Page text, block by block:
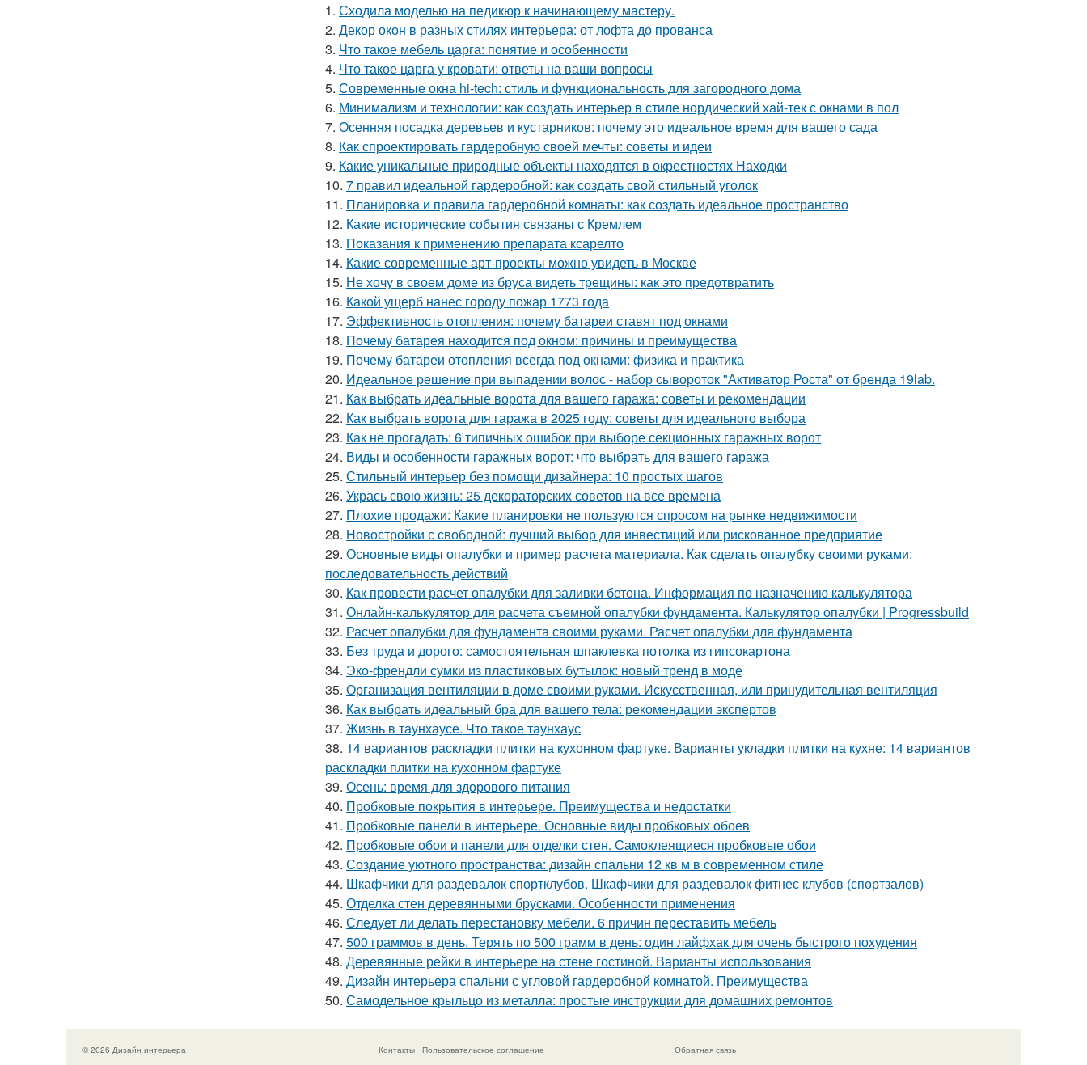
1. Сходила моделью на педикюр к начинающему мастеру.
2. Декор окон в разных стилях интерьера: от лофта до прованса
3. Что такое мебель царга: понятие и особенности
4. Что такое царга у кровати: ответы на ваши вопросы
5. Современные окна hi-tech: стиль и функциональность для загородного дома
6. Минимализм и технологии: как создать интерьер в стиле нордический хай-тек с окнами в пол
7. Осенняя посадка деревьев и кустарников: почему это идеальное время для вашего сада
8. Как спроектировать гардеробную своей мечты: советы и идеи
9. Какие уникальные природные объекты находятся в окрестностях Находки
10. 7 правил идеальной гардеробной: как создать свой стильный уголок
11. Планировка и правила гардеробной комнаты: как создать идеальное пространство
12. Какие исторические события связаны с Кремлем
13. Показания к применению препарата ксарелто
14. Какие современные арт-проекты можно увидеть в Москве
15. Не хочу в своем доме из бруса видеть трещины: как это предотвратить
16. Какой ущерб нанес городу пожар 1773 года
17. Эффективность отопления: почему батареи ставят под окнами
18. Почему батарея находится под окном: причины и преимущества
19. Почему батареи отопления всегда под окнами: физика и практика
20. Идеальное решение при выпадении волос - набор сывороток "Активатор Роста" от бренда 19lab.
21. Как выбрать идеальные ворота для вашего гаража: советы и рекомендации
22. Как выбрать ворота для гаража в 2025 году: советы для идеального выбора
23. Как не прогадать: 6 типичных ошибок при выборе секционных гаражных ворот
24. Виды и особенности гаражных ворот: что выбрать для вашего гаража
25. Стильный интерьер без помощи дизайнера: 10 простых шагов
26. Укрась свою жизнь: 25 декораторских советов на все времена
27. Плохие продажи: Какие планировки не пользуются спросом на рынке недвижимости
28. Новостройки с свободной: лучший выбор для инвестиций или рискованное предприятие
29. Основные виды опалубки и пример расчета материала. Как сделать опалубку своими руками:
последовательность действий
30. Как провести расчет опалубки для заливки бетона. Информация по назначению калькулятора
31. Онлайн-калькулятор для расчета съемной опалубки фундамента. Калькулятор опалубки | Progressbuild
32. Расчет опалубки для фундамента своими руками. Расчет опалубки для фундамента
33. Без труда и дорого: самостоятельная шпаклевка потолка из гипсокартона
34. Эко-френдли сумки из пластиковых бутылок: новый тренд в моде
35. Организация вентиляции в доме своими руками. Искусственная, или принудительная вентиляция
36. Как выбрать идеальный бра для вашего тела: рекомендации экспертов
37. Жизнь в таунхаусе. Что такое таунхаус
38. 14 вариантов раскладки плитки на кухонном фартуке. Варианты укладки плитки на кухне: 14 вариантов
раскладки плитки на кухонном фартуке
39. Осень: время для здорового питания
40. Пробковые покрытия в интерьере. Преимущества и недостатки
41. Пробковые панели в интерьере. Основные виды пробковых обоев
42. Пробковые обои и панели для отделки стен. Самоклеящиеся пробковые обои
43. Создание уютного пространства: дизайн спальни 12 кв м в современном стиле
44. Шкафчики для раздевалок спортклубов. Шкафчики для раздевалок фитнес клубов (спортзалов)
45. Отделка стен деревянными брусками. Особенности применения
46. Следует ли делать перестановку мебели. 6 причин переставить мебель
47. 500 граммов в день. Терять по 500 грамм в день: один лайфхак для очень быстрого похудения
48. Деревянные рейки в интерьере на стене гостиной. Варианты использования
49. Дизайн интерьера спальни с угловой гардеробной комнатой. Преимущества
50. Самодельное крыльцо из металла: простые инструкции для домашних ремонтов
© 2026 Дизайн интерьера Контакты
Пользовательское соглашение
Обратная связь